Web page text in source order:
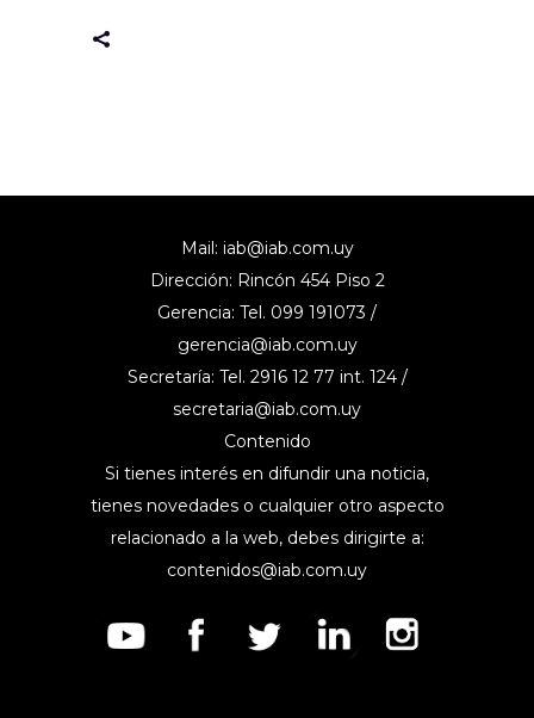
Mail: iab@iab.com.uy
Dirección: Rincón 454 Piso 2
Gerencia: Tel. 099 191073 /
gerencia@iab.com.uy
Secretaría: Tel. 2916 12 77 int. 124 /
secretaria@iab.com.uy
Contenido
Si tienes interés en difundir una noticia,
tienes novedades o cualquier otro aspecto
relacionado a la web, debes dirigirte a:
contenidos@iab.com.uy